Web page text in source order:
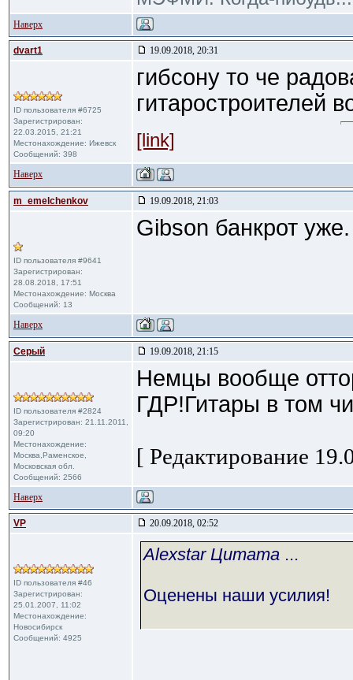
Наверх
dvart1 19.09.2018, 20:31
ID пользователя #6725
Зарегистрирован:
22.03.2015, 21:21
Местонахождение: Ижевск
Сообщений: 398
гибсону то че
гитаростроителей
[link]
Наверх
m_emelchenkov 19.09.2018, 21:03
ID пользователя #9641
Зарегистрирован:
28.08.2018, 17:51
Местонахождение: Москва
Сообщений: 13
Gibson банкрот уже.
Наверх
Cерый 19.09.2018, 21:15
ID пользователя #2824
Зарегистрирован: 21.11.2011,
09:20
Местонахождение:
Москва,Раменское,
Московская обл.
Сообщений: 2566
Немцы вообще
ГДР!Гитары в том
[ Редактирование
Наверх
VP 20.09.2018, 02:52
ID пользователя #46
Зарегистрирован:
25.01.2007, 11:02
Местонахождение:
Новосибирск
Сообщений: 4925
Alexstar Цитата ...
Оценены наши усилия!